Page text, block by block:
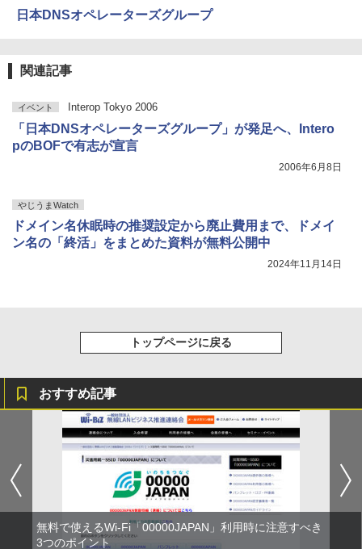
日本DNSオペレーターズグループ
関連記事
イベント Interop Tokyo 2006
「日本DNSオペレーターズグループ」が発足へ、Intero
pのBOFで有志が宣言
2006年6月8日
やじうまWatch
ドメイン名休眠時の推奨設定から廃止費用まで、ドメイ
ン名の「終活」をまとめた資料が無料公開中
2024年11月14日
トップページに戻る
おすすめ記事
無料で使えるWi-Fi「00000JAPAN」利用時に注意すべき
3つのポイント